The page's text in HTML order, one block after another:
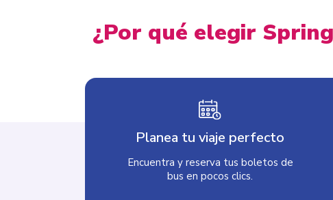
¿Por qué elegir
Planea tu viaje perfecto
Encuentra y reserva tus boletos de
bus en pocos clics.